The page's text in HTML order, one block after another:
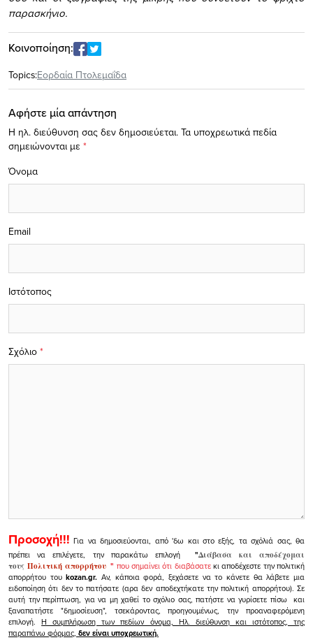
παρασκήνιο.
Κοινοποίηση:
Topics:Εορδαία Πτολεμαΐδα
Αφήστε μία απάντηση
Η ηλ. διεύθυνση σας δεν δημοσιεύεται. Τα υποχρεωτικά πεδία
σημειώνονται με *
Σχόλιο *
Όνομα
Email
Ιστότοπος
Προσοχή!!! Για να δημοσιεύονται, από 'δω και στο εξής, τα σχόλιά σας, θα
πρέπει να επιλέγετε, την παρακάτω επιλογή
"Διάβασα και αποδέχομαι
τουςΠολιτική απορρήτου" που σημαίνει ότι διαβάσατεκι αποδέχεστε την πολιτική
απορρήτου τουkozan.gr. Αν, κάποια φορά, ξεχάσετε να το κάνετε θα λάβετε μια
ειδοποίηση ότι δεν το πατήσατε (αρα δεν αποδεχτήκατε την πολιτική απορρήτου). Σε
αυτή την περίπτωση, για να μη χαθεί το σχόλιο σας, πατήστε να γυρίσετε πίσω και
ξαναπατήστε "δημοσίευση", τσεκάροντας, προηγουμένως, την προαναφερόμενη
επιλογή.Η συμπλήρωση των πεδίων όνομα, Ηλ. διεύθυνση και ιστότοπος, της
παραπάνω φόρμας, δεν είναι υποχρεωτική.